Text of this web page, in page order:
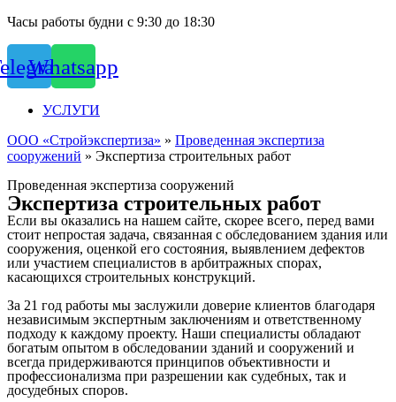
Часы работы будни с 9:30 до 18:30
Whatsapp
УСЛУГИ
ООО «Стройэкспертиза» » Проведенная экспертиза
сооружений » Экспертиза строительных работ
Проведенная экспертиза сооружений
Экспертиза строительных работ
Если вы оказались на нашем сайте, скорее всего, перед вами
стоит непростая задача, связанная с обследованием здания или
сооружения, оценкой его состояния, выявлением дефектов
или участием специалистов в арбитражных спорах,
касающихся строительных конструкций.
За 21 год работы мы заслужили доверие клиентов благодаря
независимым экспертным заключениям и ответственному
подходу к каждому проекту. Наши специалисты обладают
богатым опытом в обследовании зданий и сооружений и
всегда придерживаются принципов объективности и
профессионализма при разрешении как судебных, так и
досудебных споров.